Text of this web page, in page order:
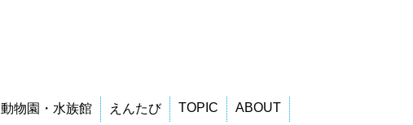
動物園・水族館 えんたび TOPIC ABOUT